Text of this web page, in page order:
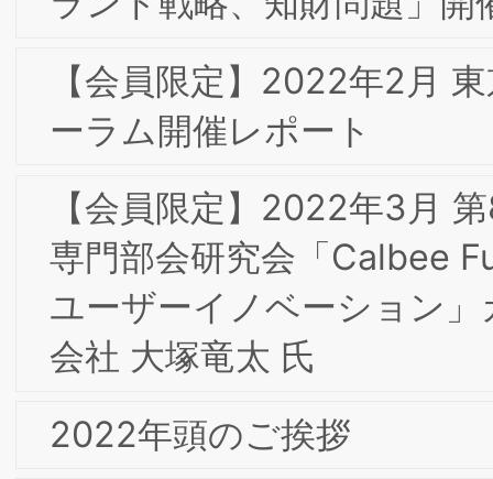
2018年10月 東京第13回フォーラム/東京
は盛況のうちに終了いたしました
2018年6月 東京第12回フォーラム/東京
盛況のうちに終了いたしました
2018年 新年のご挨拶
2017年9月 大阪･六甲東阪合同合宿の報
告
2017年 BSI出版活動の一つとして会員の
皆様との協働の成果を含めた「よくわか